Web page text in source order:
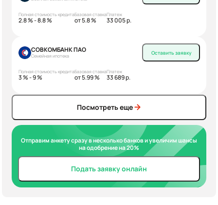
Полная стоимость кредита
2.8 % - 8.8 %
Базовая ставка
от 5.8 %
Платеж
33 005 р.
СОВКОМБАНК ПАО
Семейная ипотека
Полная стоимость кредита
3 % - 9 %
Базовая ставка
от 5.99 %
Платеж
33 689 р.
Оставить заявку
Посмотреть еще
Отправим анкету сразу в несколько банков и увеличим шансы
на одобрение на 20%
Подать заявку онлайн